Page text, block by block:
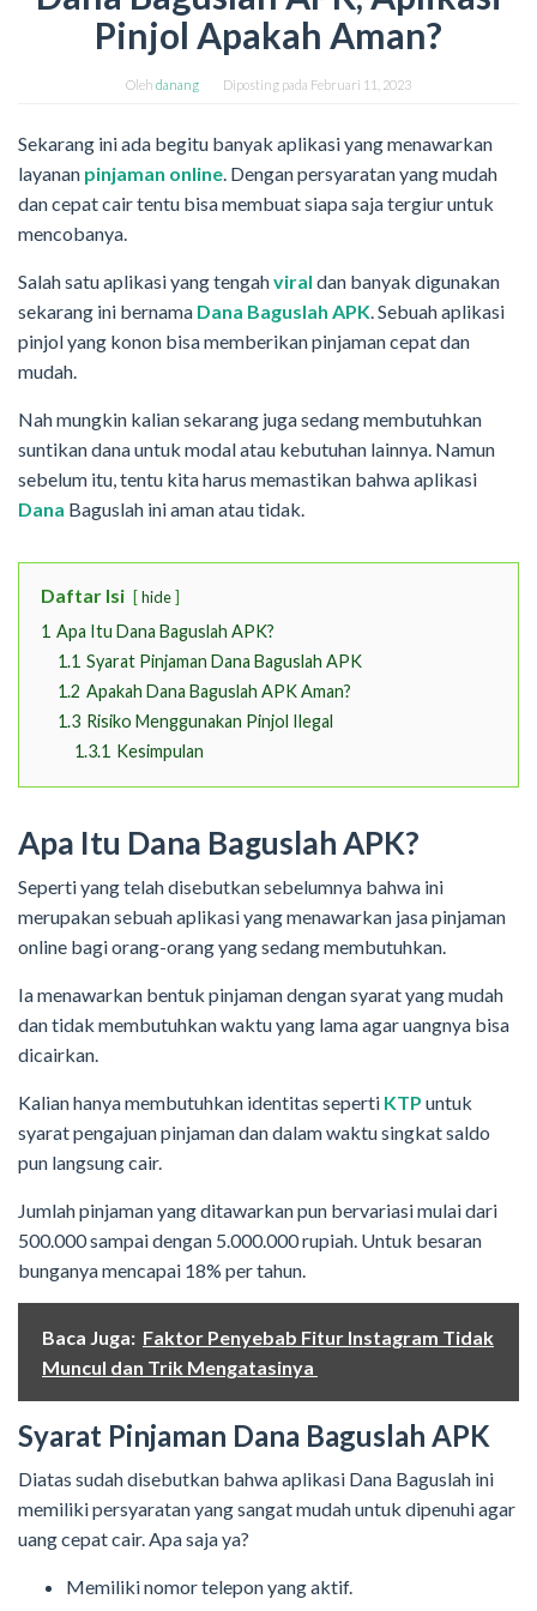
Pinjol Apakah Aman?
Oleh danang Diposting pada Februari 11, 2023
Sekarang ini ada begitu banyak aplikasi yang menawarkan
layanan pinjaman online. Dengan persyaratan yang mudah
dan cepat cair tentu bisa membuat siapa saja tergiur untuk
mencobanya.
Salah satu aplikasi yang tengahviral dan banyak digunakan
sekarang ini bernama Dana Baguslah APK. Sebuah aplikasi
pinjol yang konon bisa memberikan pinjaman cepat dan
mudah.
Nah mungkin kalian sekarang juga sedang membutuhkan
suntikan dana untuk modal atau kebutuhan lainnya. Namun
sebelum itu, tentu kita harus memastikan bahwa aplikasi
Dana Baguslah ini aman atau tidak.
Daftar Isi hide
1 Apa Itu Dana Baguslah APK?
1.1 Syarat Pinjaman Dana Baguslah APK
1.2 Apakah Dana Baguslah APK Aman?
1.3 Risiko Menggunakan Pinjol Ilegal
1.3.1 Kesimpulan
Apa Itu Dana Baguslah APK?
Seperti yang telah disebutkan sebelumnya bahwa ini
merupakan sebuah aplikasi yang menawarkan jasa pinjaman
online bagi orang-orang yang sedang membutuhkan.
Ia menawarkan bentuk pinjaman dengan syarat yang mudah
dan tidak membutuhkan waktu yang lama agar uangnya bisa
dicairkan.
Kalian hanya membutuhkan identitas seperti KTP untuk
syarat pengajuan pinjaman dan dalam waktu singkat saldo
pun langsung cair.
Jumlah pinjaman yang ditawarkan pun bervariasi mulai dari
500.000 sampai dengan 5.000.000 rupiah. Untuk besaran
bunganya mencapai 18% per tahun.
Baca Juga: Faktor Penyebab Fitur Instagram Tidak
Muncul dan Trik Mengatasinya
Syarat Pinjaman Dana Baguslah APK
Diatas sudah disebutkan bahwa aplikasi Dana Baguslah ini
memiliki persyaratan yang sangat mudah untuk dipenuhi agar
uang cepat cair. Apa saja ya?
Memiliki nomor telepon yang aktif.